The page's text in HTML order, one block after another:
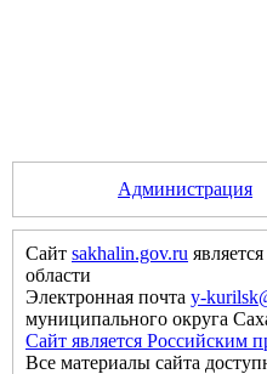
Администрация
Сайт sakhalin.gov.ru
области
Электронная почта y-
муниципального округа
Сайт является Российским
Все материалы сайта